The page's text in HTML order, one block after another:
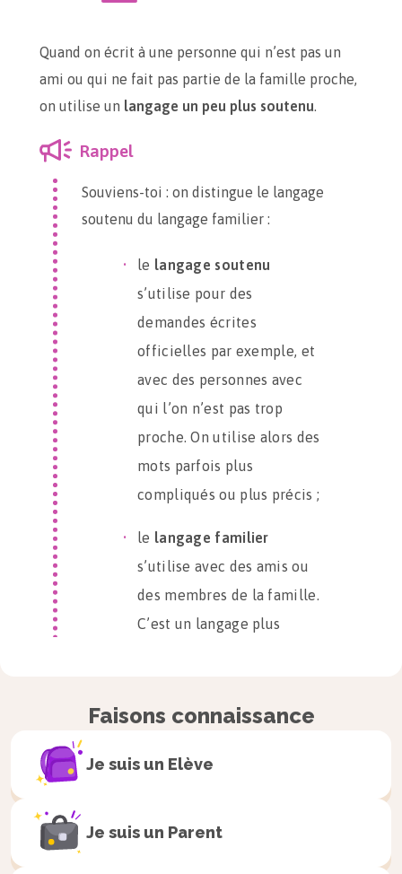
Quand on écrit à une personne qui n’est pas un
ami ou qui ne fait pas partie de la famille proche,
on utilise un langage un peu plus soutenu.
Rappel
Souviens-toi : on distingue le langage
soutenu du langage familier :
le langage soutenu
s’utilise pour des
demandes écrites
officielles par exemple, et
avec des personnes avec
qui l’on n’est pas trop
proche. On utilise alors des
mots parfois plus
compliqués ou plus précis ;
le langage familier
s’utilise avec des amis ou
des membres de la famille.
C’est un langage plus
Nous allons prendre ici comme exemple la
travailler dans une nouvelle entreprise, et Ellen,
la directrice de cette entreprise.
Voici un e-mail envoyé par Justin à Ellen :
Faisons connaissance
Je suis un Elève
Je suis un Parent